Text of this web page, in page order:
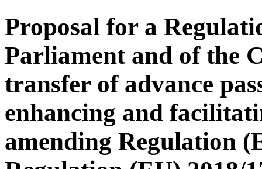
Proposal for a
Parliament and of the
transfer of advance
enhancing and
amending Regulation